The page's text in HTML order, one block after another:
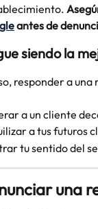
antes de
siendo la
responder a
a un cliente
a tus futuros
tu sentido del
una